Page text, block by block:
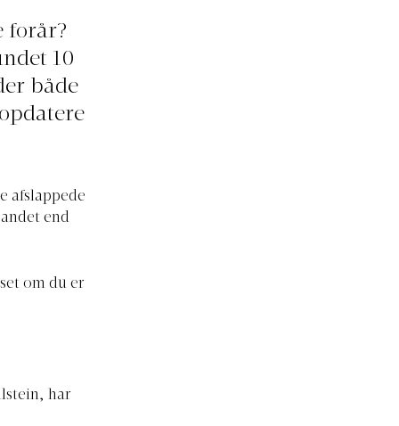
forår?
10
både
afslappede
end
om du er
har